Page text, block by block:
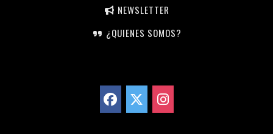
NEWSLETTER
¿QUIENES SOMOS?